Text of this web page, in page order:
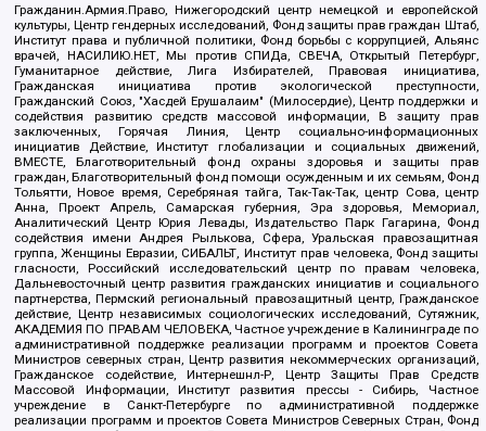
Гражданин.Армия.Право, Нижегородский центр немецкой и европейской
культуры, Центр гендерных исследований, Фонд защиты прав граждан Штаб,
Институт права и публичной политики, Фонд борьбы с коррупцией, Альянс
врачей, НАСИЛИЮ.НЕТ, Мы против СПИДа, СВЕЧА, Открытый Петербург,
Гуманитарное действие, Лига Избирателей, Правовая инициатива,
Гражданская инициатива против экологической преступности,
Гражданский Союз, "Хасдей Ерушалаим" (Милосердие), Центр поддержки и
содействия развитию средств массовой информации, В защиту прав
заключенных, Горячая Линия, Центр социально-информационных
инициатив Действие, Институт глобализации и социальных движений,
ВМЕСТЕ, Благотворительный фонд охраны здоровья и защиты прав
граждан, Благотворительный фонд помощи осужденным и их семьям, Фонд
Тольятти, Новое время, Серебряная тайга, Так-Так-Так, центр Сова, центр
Анна, Проект Апрель, Самарская губерния, Эра здоровья, Мемориал,
Аналитический Центр Юрия Левады, Издательство Парк Гагарина, Фонд
содействия имени Андрея Рылькова, Сфера, Уральская правозащитная
группа, Женщины Евразии, СИБАЛЬТ, Институт прав человека, Фонд защиты
гласности, Российский исследовательский центр по правам человека,
Дальневосточный центр развития гражданских инициатив и социального
партнерства, Пермский региональный правозащитный центр, Гражданское
действие, Центр независимых социологических исследований, Сутяжник,
АКАДЕМИЯ ПО ПРАВАМ ЧЕЛОВЕКА, Частное учреждение в Калининграде по
административной поддержке реализации программ и проектов Совета
Министров северных стран, Центр развития некоммерческих организаций,
Гражданское содействие, Интернешнл-Р, Центр Защиты Прав Средств
Массовой Информации, Институт развития прессы - Сибирь, Частное
учреждение в Санкт-Петербурге по административной поддержке
реализации программ и проектов Совета Министров Северных Стран, Фонд